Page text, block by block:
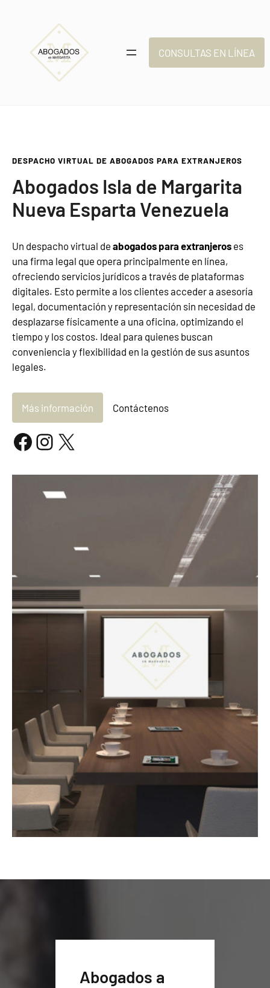
contenido
CONSULTAS EN LÍNEA
DESPACHO VIRTUAL DE ABOGADOS PARA EXTRANJEROS
Abogados Isla de Margarita
Nueva Esparta Venezuela
Un despacho virtual de abogados para extranjeros es
una firma legal que opera principalmente en línea,
ofreciendo servicios jurídicos a través de plataformas
digitales. Esto permite a los clientes acceder a asesoría
legal, documentación y representación sin necesidad de
desplazarse físicamente a una oficina, optimizando el
tiempo y los costos. Ideal para quienes buscan
conveniencia y flexibilidad en la gestión de sus asuntos
legales.
Más información Contáctenos
Facebook Instagram X
Abogados a